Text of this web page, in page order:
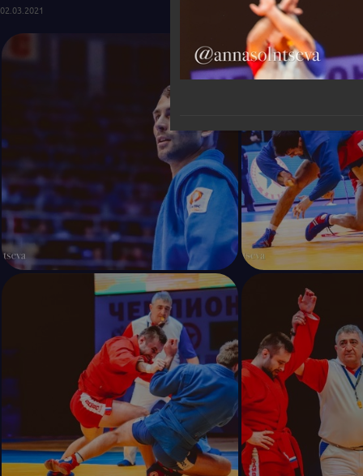
02.03.2021